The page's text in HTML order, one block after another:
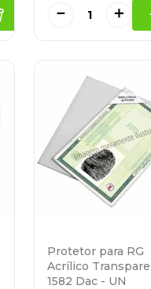
＋
－
Protetor para RG
Acrílico
1582 Dac - UN